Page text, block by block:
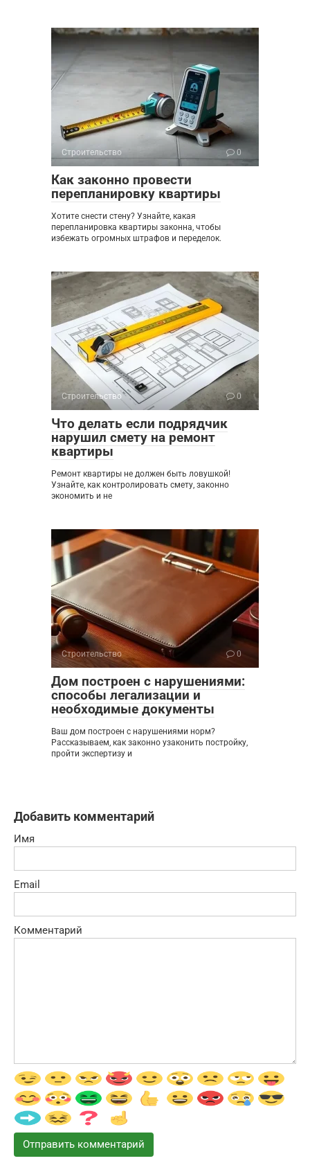
Строительство 0
Как законно провести
перепланировку квартиры
Хотите снести стену? Узнайте, какая
перепланировка квартиры законна, чтобы
избежать огромных штрафов и переделок.
Строительство 0
Что делать если подрядчик
нарушил смету на ремонт
квартиры
Ремонт квартиры не должен быть ловушкой!
Узнайте, как контролировать смету, законно
экономить и не
Строительство 0
Дом построен с нарушениями:
способы легализации и
необходимые документы
Ваш дом построен с нарушениями норм?
Рассказываем, как законно узаконить постройку,
пройти экспертизу и
Добавить комментарий
Имя
Email
Комментарий